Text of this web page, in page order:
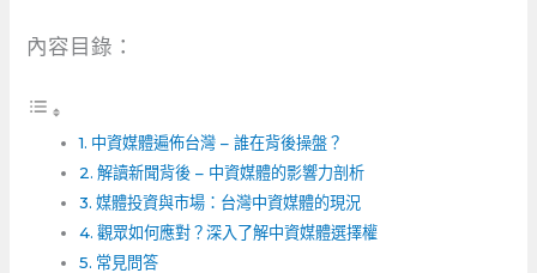
內容目錄：
中資媒體遍佈台灣 – 誰在背後操盤？
解讀新聞背後 – ⁢中資媒體的影響力剖析
媒體投資與市場：台灣中資媒體的現況
觀眾如何應對？深入了解中資媒體選擇權
常見問答